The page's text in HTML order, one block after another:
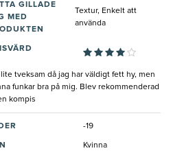
GILLADE
MED
Textur, Enkelt att
använda
lite tveksam då jag har väldigt fett hy, men
funkar bra på mig. Blev rekommenderad
kompis
-19
Kvinna